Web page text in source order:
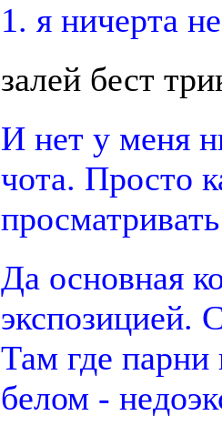
1. я ничерта
залей бест
И нет у меня
чота. Просто
Да основная
экспозицией.
Там где парни
белом -